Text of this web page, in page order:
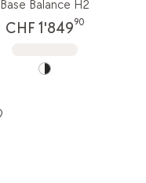
Base Balance H2
CHF 1'84990